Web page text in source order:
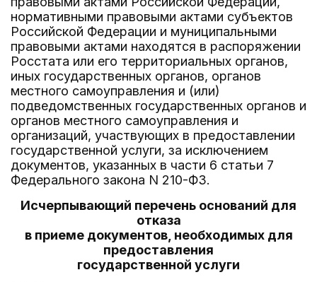
нормативными правовыми актами субъектов
Российской Федерации и муниципальными
правовыми актами находятся в распоряжении
Росстата или его территориальных органов,
иных государственных органов, органов
местного самоуправления и (или)
подведомственных государственных органов и
органов местного самоуправления и
организаций, участвующих в предоставлении
государственной услуги, за исключением
документов, указанных в части 6 статьи 7
Федерального закона N 210-ФЗ.
Исчерпывающий перечень оснований для
отказа
в приеме документов, необходимых для
предоставления
государственной услуги